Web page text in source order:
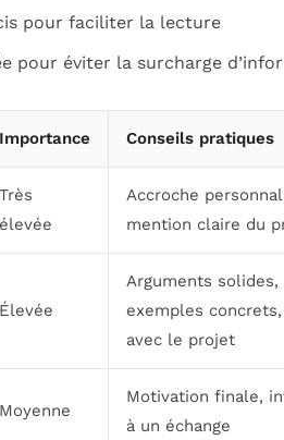
pour faciliter la lecture
pour éviter la surcharge
Importance Conseils pratiques
Très
élevée
Accroche
mention claire du
Élevée
Arguments solides,
exemples
avec le projet
Moyenne
Motivation finale,
à un échange